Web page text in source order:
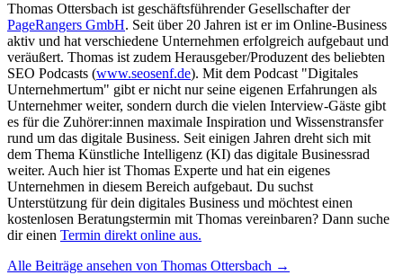
Thomas Ottersbach ist geschäftsführender Gesellschafter der
PageRangers GmbH. Seit über 20 Jahren ist er im Online-Business
aktiv und hat verschiedene Unternehmen erfolgreich aufgebaut und
veräußert. Thomas ist zudem Herausgeber/Produzent des beliebten
SEO Podcasts (www.seosenf.de). Mit dem Podcast "Digitales
Unternehmertum" gibt er nicht nur seine eigenen Erfahrungen als
Unternehmer weiter, sondern durch die vielen Interview-Gäste gibt
es für die Zuhörer:innen maximale Inspiration und Wissenstransfer
rund um das digitale Business. Seit einigen Jahren dreht sich mit
dem Thema Künstliche Intelligenz (KI) das digitale Businessrad
weiter. Auch hier ist Thomas Experte und hat ein eigenes
Unternehmen in diesem Bereich aufgebaut. Du suchst
Unterstützung für dein digitales Business und möchtest einen
kostenlosen Beratungstermin mit Thomas vereinbaren? Dann suche
dir einen Termin direkt online aus.
Alle Beiträge ansehen von Thomas Ottersbach →